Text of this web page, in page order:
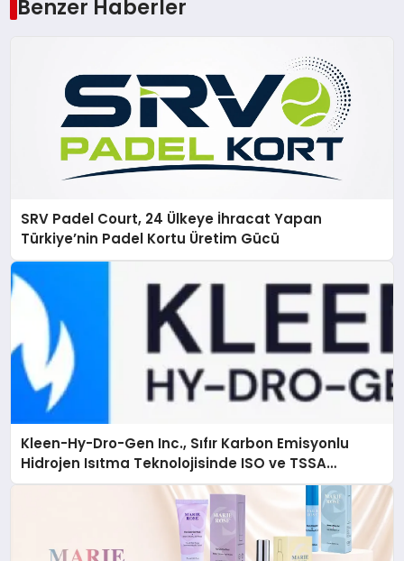
Benzer Haberler
SRV Padel Court, 24 Ülkeye İhracat Yapan
Türkiye’nin Padel Kortu Üretim Gücü
Kleen-Hy-Dro-Gen Inc., Sıfır Karbon Emisyonlu
Hidrojen Isıtma Teknolojisinde ISO ve TSSA
Düzenleyici Onaylarını Aldı